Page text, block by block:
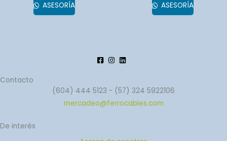
ASESORÍA ASESORÍA
Contacto
(604) 444 5123 - (57) 324 5922106
mercadeo@ferrocables.com
De interés